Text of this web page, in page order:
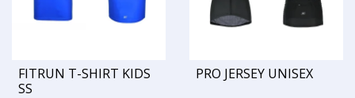
FITRUN T-SHIRT KIDS
SS
PRO JERSEY UNISEX